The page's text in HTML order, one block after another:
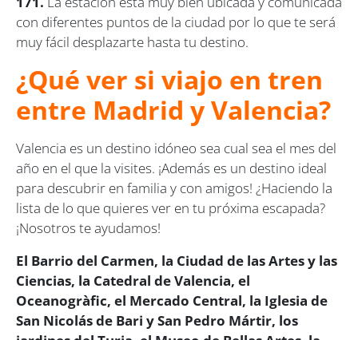
con diferentes puntos de la ciudad por lo que te será
muy fácil desplazarte hasta tu destino.
¿Qué ver si viajo en tren
entre Madrid y Valencia?
Valencia es un destino idóneo sea cual sea el mes del
año en el que la visites. ¡Además es un destino ideal
para descubrir en familia y con amigos! ¿Haciendo la
lista de lo que quieres ver en tu próxima escapada?
¡Nosotros te ayudamos!
El Barrio del Carmen, la Ciudad de las Artes y las
Ciencias, la Catedral de Valencia, el
Oceanogràfic, el Mercado Central, la Iglesia de
San Nicolás de Bari y San Pedro Mártir, los